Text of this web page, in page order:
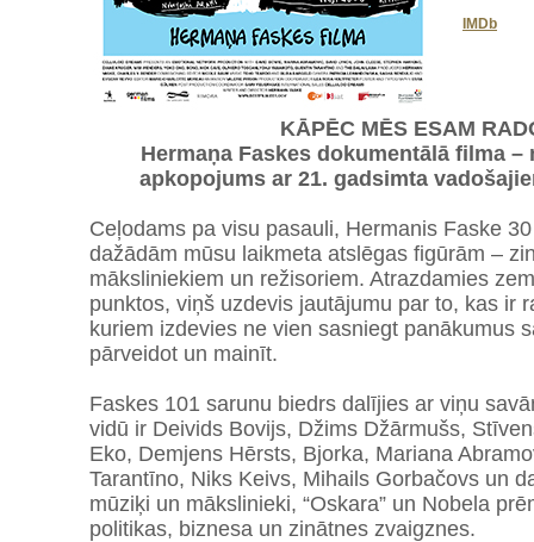
IMDb
KĀPĒC MĒS ESAM
Hermaņa Faskes dokumentālā filma
apkopojums ar 21. gadsimta
Ceļodams pa visu pasauli, Hermanis Faske
dažādām mūsu laikmeta atslēgas figūrām –
māksliniekiem un režisoriem. Atrazdamies
punktos, viņš uzdevis jautājumu par to, kas ir
kuriem izdevies ne vien sasniegt panākumus
pārveidot un mainīt.
Faskes 101 sarunu biedrs dalījies ar viņu
vidū ir Deivids Bovijs, Džims Džārmušs,
Eko, Demjens Hērsts, Bjorka, Mariana
Tarantīno, Niks Keivs, Mihails Gorbačovs un
mūziķi un mākslinieki, “Oskara” un Nobela
politikas, biznesa un zinātnes zvaigznes.